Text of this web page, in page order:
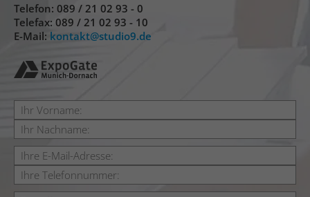
Telefon: 089 / 21 02 93 - 0
Telefax: 089 / 21 02 93 - 10
E-Mail: kontakt studio9.de